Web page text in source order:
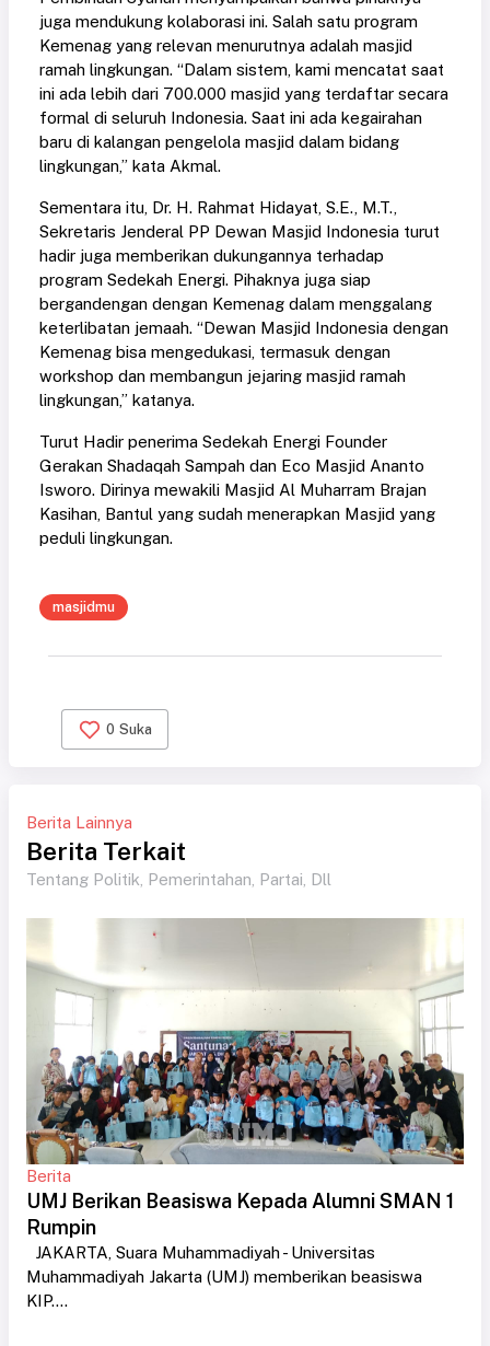
juga mendukung kolaborasi ini. Salah satu program
Kemenag yang relevan menurutnya adalah masjid
ramah lingkungan. “Dalam sistem, kami mencatat saat
ini ada lebih dari 700.000 masjid yang terdaftar secara
formal di seluruh Indonesia. Saat ini ada kegairahan
baru di kalangan pengelola masjid dalam bidang
lingkungan,” kata Akmal.
Sementara itu, Dr. H. Rahmat Hidayat, S.E., M.T.,
Sekretaris Jenderal PP Dewan Masjid Indonesia turut
hadir juga memberikan dukungannya terhadap
program Sedekah Energi. Pihaknya juga siap
bergandengan dengan Kemenag dalam menggalang
keterlibatan jemaah. “Dewan Masjid Indonesia dengan
Kemenag bisa mengedukasi, termasuk dengan
workshop dan membangun jejaring masjid ramah
lingkungan,” katanya.
Turut Hadir penerima Sedekah Energi Founder
Gerakan Shadaqah Sampah dan Eco Masjid Ananto
Isworo. Dirinya mewakili Masjid Al Muharram Brajan
Kasihan, Bantul yang sudah menerapkan Masjid yang
peduli lingkungan.
masjidmu
0 Suka
Berita Lainnya
Berita Terkait
Tentang Politik, Pemerintahan, Partai, Dll
Berita
UMJ Berikan Beasiswa Kepada Alumni SMAN 1
Rumpin
JAKARTA, Suara Muhammadiyah - Universitas
Muhammadiyah Jakarta (UMJ) memberikan beasiswa
KIP....